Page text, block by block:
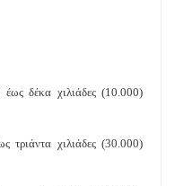
δέκα χιλιάδες (10.000)
τριάντα χιλιάδες (30.000)